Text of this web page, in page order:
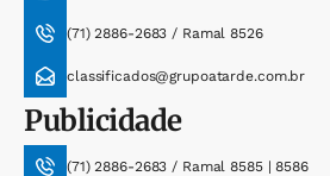
(71) 2886-2683 / Ramal 8526
classificados@grupoatarde.com.br
Publicidade
(71) 2886-2683 / Ramal 8585 | 8586